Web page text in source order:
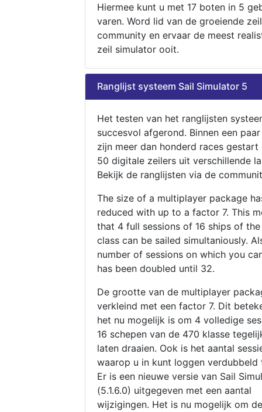
Hiermee kunt u met 17 boten in 5
varen. Word lid van de groeiende zeil
community en ervaar de meest
zeil simulator ooit.
Ranglijst systeem Sail Simulator 5
Het testen van het ranglijsten
succesvol afgerond. Binnen een
zijn meer dan honderd races gestart
50 digitale zeilers uit verschillende
Bekijk de ranglijsten via de
The size of a multiplayer package
reduced with up to a factor 7. This
that 4 full sessions of 16 ships of
class can be sailed simultaniously.
number of sessions on which you
has been doubled until 32.
De grootte van de multiplayer
verkleind met een factor 7. Dit
het nu mogelijk is om 4 volledige
16 schepen van de 470 klasse
laten draaien. Ook is het aantal
waarop u in kunt loggen verdubbeld
Er is een nieuwe versie van Sail
(5.1.6.0) uitgegeven met een aantal
wijzigingen. Het is nu mogelijk om de